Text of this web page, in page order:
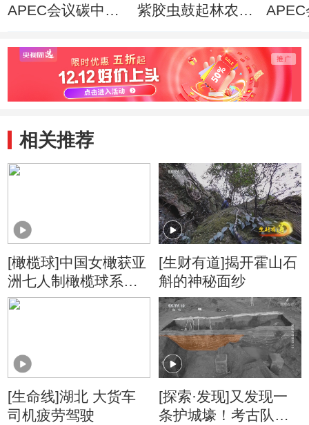
APEC会议碳中和
紫胶虫鼓起林农钱
相关推荐
[橄榄球]中国女橄获亚
洲七人制橄榄球系列
赛泰国站冠军
[生财有道]揭开霍山石
斛的神秘面纱
[生命线]湖北 大货车
司机疲劳驾驶
[探索·发现]又发现一
条护城壕！考古队员